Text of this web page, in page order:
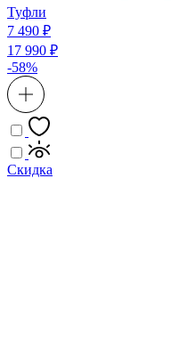
Туфли
7 490 ₽
17 990 ₽
-58%
Скидка